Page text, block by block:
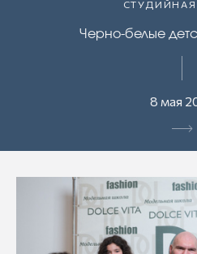
Черно-белые
8 мая